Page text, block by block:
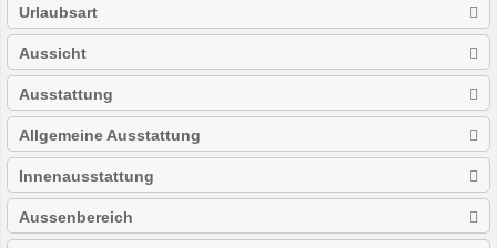
Urlaubsart
Aussicht
Ausstattung
Allgemeine Ausstattung
Innenausstattung
Aussenbereich